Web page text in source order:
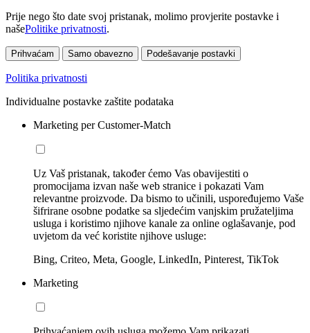
Prije nego što date svoj pristanak, molimo provjerite postavke i
našePolitike privatnosti.
Prihvaćam Samo obavezno Podešavanje postavki
Politika privatnosti
Individualne postavke zaštite podataka
Marketing per Customer-Match
Uz Vaš pristanak, također ćemo Vas obavijestiti o
promocijama izvan naše web stranice i pokazati Vam
relevantne proizvode. Da bismo to učinili, uspoređujemo Vaše
šifrirane osobne podatke sa sljedećim vanjskim pružateljima
usluga i koristimo njihove kanale za online oglašavanje, pod
uvjetom da već koristite njihove usluge:
Bing, Criteo, Meta, Google, LinkedIn, Pinterest, TikTok
Marketing